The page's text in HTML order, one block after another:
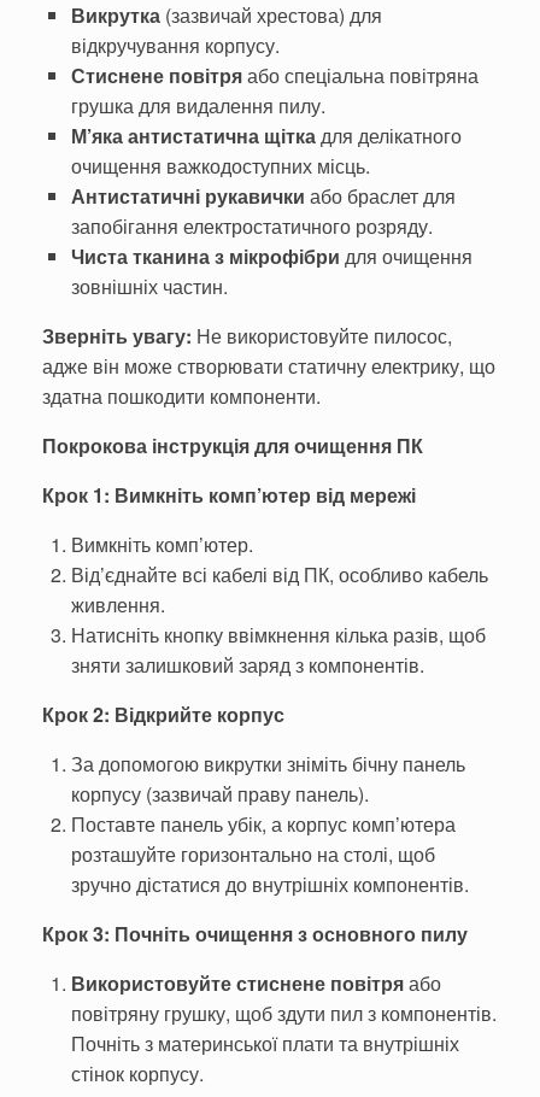
Викрутка (зазвичай хрестова) для
відкручування корпусу.
Стиснене повітряабо спеціальна повітряна
грушка для видалення пилу.
М’яка антистатична щіткадля делікатного
очищення важкодоступних місць.
Антистатичні рукавички або браслет для
запобігання електростатичного розряду.
Чиста тканина з мікрофібри для очищення
зовнішніх частин.
Зверніть увагу: Не використовуйте пилосос,
адже він може створювати статичну електрику, що
здатна пошкодити компоненти.
Покрокова інструкція для очищення ПК
Крок 1: Вимкніть комп’ютер від мережі
Вимкніть комп’ютер.
Від’єднайте всі кабелі від ПК, особливо кабель
живлення.
Натисніть кнопку ввімкнення кілька разів, щоб
зняти залишковий заряд з компонентів.
Крок 2: Відкрийте корпус
За допомогою викрутки зніміть бічну панель
корпусу (зазвичай праву панель).
Поставте панель убік, а корпус комп’ютера
розташуйте горизонтально на столі, щоб
зручно дістатися до внутрішніх компонентів.
Крок 3: Почніть очищення з основного пилу
Використовуйте стиснене повітряабо
повітряну грушку, щоб здути пил з компонентів.
Почніть з материнської плати та внутрішніх
стінок корпусу.